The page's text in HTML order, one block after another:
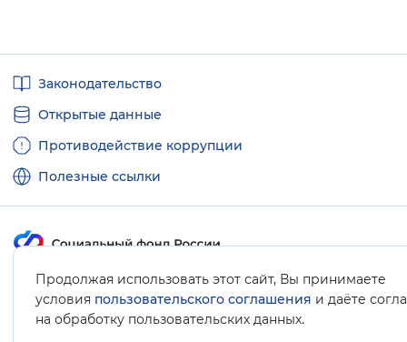
Продолжая использовать этот сайт, Вы принимаете
условия пользовательского соглашения и даёте
на обработку пользовательских данных.
ссылкиЗаконодательство
Открытые данные
Противодействие коррупции
Полезные ссылки
Карта сайта